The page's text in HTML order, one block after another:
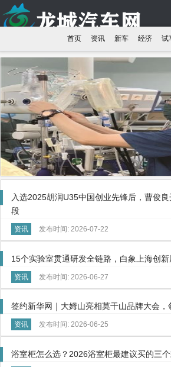
首页 资讯 新车 经济 试
入选2025胡润U35中国创业先锋后，曹俊
段
资讯 发布时间: 2026-07-22
15个实验室贯通研发全链路，白象上海创
资讯 发布时间: 2026-06-27
签约新华网｜大姆山亮相莫干山品牌大会，
资讯 发布时间: 2026-06-25
浴室柜怎么选？2026浴室柜最建议买的三